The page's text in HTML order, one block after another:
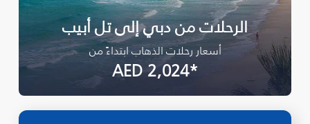
الرحلات من دبي إلى تل أبيب
أسعار رحلات الذهاب ابتداءً من
*AED 2,024